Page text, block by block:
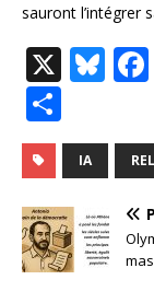
sauront l’intégrer
X Bl
e
s
k
y
ar
ta
g
e
r
IA